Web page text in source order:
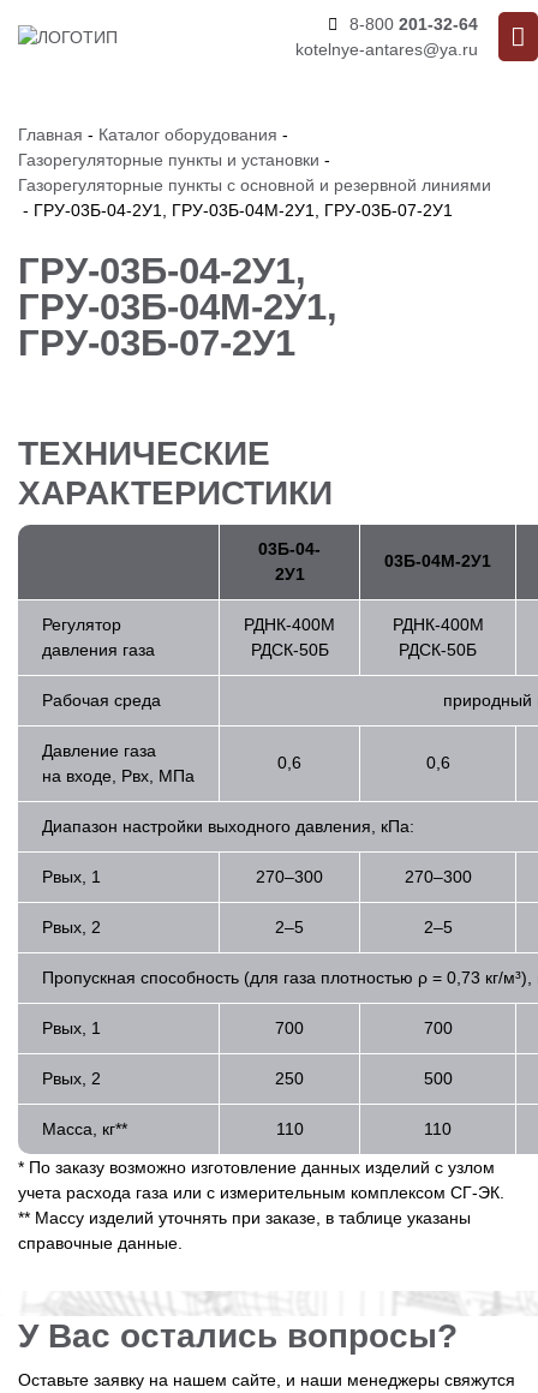
8-800 201-32-64
kotelnye-antares@ya.ru
Главная - Каталог оборудования -
Газорегуляторные пункты и установки -
Газорегуляторные пункты с основной и резервной линиями
- ГРУ-03Б-04-2У1, ГРУ-03Б-04М-2У1, ГРУ-03Б-07-2У1
ГРУ-03Б-04-2У1,
ГРУ-03Б-04М-2У1,
ГРУ-03Б-07-2У1
ТЕХНИЧЕСКИЕ
ХАРАКТЕРИСТИКИ
03Б-04-
2У1
03Б-04М-2У1
Регулятор
давления газа
РДНК-400М
РДСК-50Б
РДНК-400М
РДСК-50Б
Рабочая среда природный
Давление газа
на входе, Рвх, МПа
0,6 0,6
Диапазон настройки выходного давления, кПа:
Рвых , 1 270–300 270–300
Рвых , 2 2–5 2–5
Пропускная способность (для газа плотностью ρ = 0,73 кг/м³),
Рвых , 1 700 700
Рвых , 2 250 500
Масса, кг** 110
110
* По заказу возможно изготовление данных изделий с узлом
учета расхода газа или с измерительным комплексом СГ-ЭК.
** Массу изделий уточнять при заказе, в таблице указаны
справочные данные.
У Вас остались вопросы?
Оставьте заявку на нашем сайте, и наши менеджеры свяжутся